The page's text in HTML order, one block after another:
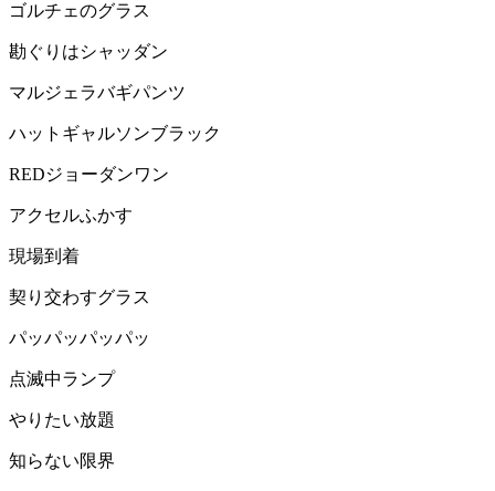
ゴルチェのグラス
勘ぐりはシャッダン
マルジェラバギパンツ
ハットギャルソンブラック
REDジョーダンワン
アクセルふかす
現場到着
契り交わすグラス
パッパッパッパッ
点滅中ランプ
やりたい放題
知らない限界